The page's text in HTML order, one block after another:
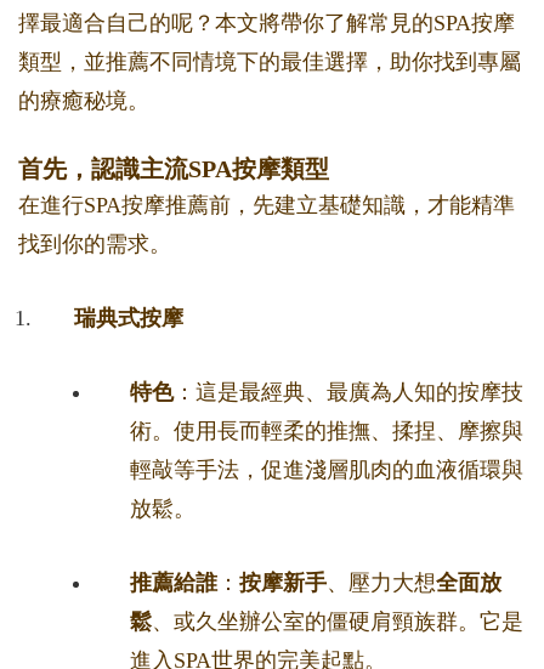
擇最適合自己的呢？本文將帶你了解常見的SPA按摩
類型，並推薦不同情境下的最佳選擇，助你找到專屬
的療癒秘境。
首先，認識主流SPA按摩類型
在進行SPA按摩推薦前，先建立基礎知識，才能精準
找到你的需求。
瑞典式按摩
特色：這是最經典、最廣為人知的按摩技
術。使用長而輕柔的推撫、揉捏、摩擦與
輕敲等手法，促進淺層肌肉的血液循環與
放鬆。
推薦給誰： 按摩新手、壓力大想全面放
鬆、或久坐辦公室的僵硬肩頸族群。它是
進入SPA世界的完美起點。